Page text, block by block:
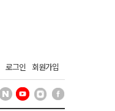
로그인 회원가입